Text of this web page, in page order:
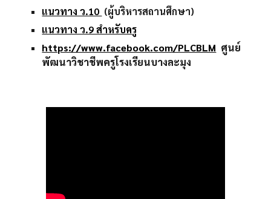
แนวทาง ว.10 (ผู้บริหารสถานศึกษา)
แนวทาง ว.9 สำหรับครู
https://www.facebook.com/PLCBLM ศูนย์
พัฒนาวิชาชีพครูโรงเรียนบางละมุง